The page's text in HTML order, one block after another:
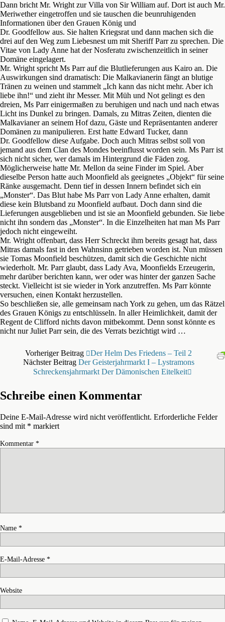
Dann bricht Mr. Wright zur Villa von Sir William auf. Dort ist auch Mr.
Meriwether eingetroffen und sie tauschen die beunruhigenden
Informationen über den Grauen König und
Dr. Goodfellow aus. Sie halten Kriegsrat und dann machen sich die
drei auf den Weg zum Liebesnest um mit Sheriff Parr zu sprechen. Die
Vitae von Lady Anne hat der Nosferatu zwischenzeitlich in seiner
Domäne eingelagert.
Mr. Wright spricht Ms Parr auf die Blutlieferungen aus Kairo an. Die
Auswirkungen sind dramatisch: Die Malkavianerin fängt an blutige
Tränen zu weinen und stammelt „Ich kann das nicht mehr. Aber ich
liebe ihn!“ und zieht ihr Messer. Mit Müh und Not gelingt es den
dreien, Ms Parr einigermaßen zu beruhigen und nach und nach etwas
Licht ins Dunkel zu bringen. Damals, zu Mitras Zeiten, dienten die
Malkavianer an seinem Hof dazu, Gäste und Repräsentanten anderer
Domänen zu manipulieren. Erst hatte Edward Tucker, dann
Dr. Goodfellow diese Aufgabe. Doch auch Mitras selbst soll von
jemand aus dem Clan des Mondes beeinflusst worden sein. Ms Parr ist
sich nicht sicher, wer damals im Hintergrund die Fäden zog.
Möglicherweise hatte Mr. Mellon da seine Finder im Spiel. Aber
dieselbe Person hatte auch Moonfield als geeignetes „Objekt“ für seine
Ränke ausgemacht. Denn tief in dessen Innern befindet sich ein
„Monster“. Das Blut habe Ms Parr von Lady Anne erhalten, damit
diese kein Blutsband zu Moonfield aufbaut. Doch dann sind die
Lieferungen ausgeblieben und ist sie an Moonfield gebunden. Sie liebe
nicht ihn sondern das „Monster“. In die Einzelheiten hat man Ms Parr
jedoch nicht eingeweiht.
Mr. Wright offenbart, dass Herr Schreckt ihm bereits gesagt hat, dass
Mitras damals fast in den Wahnsinn getrieben worden ist. Nun müssen
sie Tomas Moonfield beschützen, damit sich die Geschichte nicht
wiederholt. Mr. Parr glaubt, dass Lady Ava, Moonfields Erzeugerin,
mehr darüber berichten kann, wer oder was hinter der ganzen Sache
steckt. Vielleicht ist sie wieder in York anzutreffen. Ms Parr könnte
versuchen, einen Kontakt herzustellen.
So beschließen sie, alle gemeinsam nach York zu gehen, um das Rätzel
des Grauen Königs zu entschlüsseln. In aller Heimlichkeit, damit der
Regent de Clifford nichts davon mitbekommt. Denn sonst könnte es
nicht nur Juliet Parr sein, die des Verrats bezichtigt wird …
Vorheriger Beitrag
Der Helm Des Friedens – Teil 2
Nächster Beitrag Der Geisterjahrmarkt I – Lystramons
Schreckensjahrmarkt Der Dämonischen Eitelkeit
Schreibe einen Kommentar
Deine E-Mail-Adresse wird nicht veröffentlicht. Erforderliche Felder
sind mit * markiert
Kommentar *
Name *
E-Mail-Adresse *
Website